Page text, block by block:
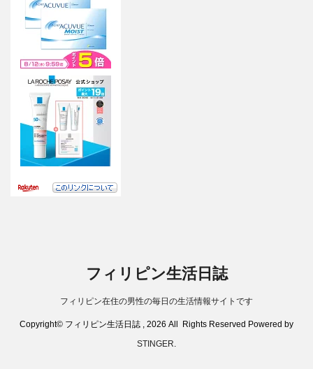
フィリピン生活日誌
フィリピン在住の男性の毎日の生活情報サイトです
Copyright© フィリピン生活日誌 , 2026 All Rights Reserved Powered by
STINGER